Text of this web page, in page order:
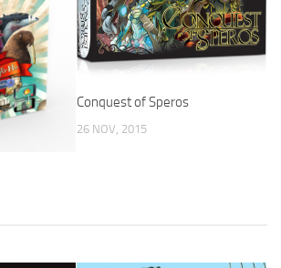
Conquest of Speros
26 NOV, 2015